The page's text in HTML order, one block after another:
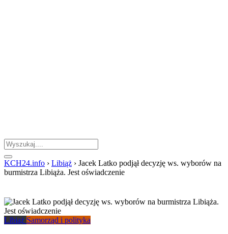
KCH24.info › Libiąż › Jacek Latko podjął decyzję ws. wyborów na
burmistrza Libiąża. Jest oświadczenie
Libiąż Samorząd i polityka